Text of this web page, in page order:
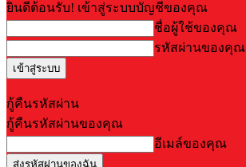
ยินดีต้อนรับ! เข้าสู่ระบบบัญชีของคุณ
ชื่อผู้ใช้ของคุณ
รหัสผ่านของคุณ
กู้คืนรหัสผ่าน
กู้คืนรหัสผ่านของคุณ
อีเมล์ของคุณ